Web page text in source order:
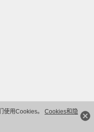
使用Cookies。 Cookies和隐